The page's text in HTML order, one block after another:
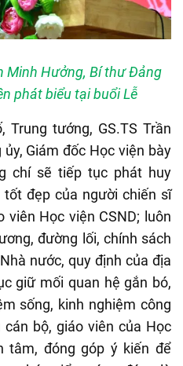
Minh Hưởng, Bí thư Đảng
phát biểu tại buổi Lễ
Trung tướng, GS.TS Trần
Giám đốc Học viện bày
chí sẽ tiếp tục phát huy
đẹp của người chiến sĩ
viên Học viện CSND; luôn
đường lối, chính sách
nước, quy định của địa
giữ mối quan hệ gắn bó,
sống, kinh nghiệm công
bộ, giáo viên của Học
tâm, đóng góp ý kiến để